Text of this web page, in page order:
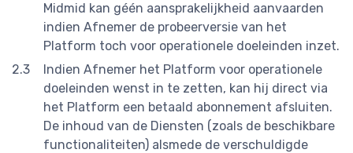
Midmid kan géén aansprakelijkheid aanvaarden
indien Afnemer de probeerversie van het
Platform toch voor operationele doeleinden inzet.
Indien Afnemer het Platform voor operationele
doeleinden wenst in te zetten, kan hij direct via
het Platform een betaald abonnement afsluiten.
De inhoud van de Diensten (zoals de beschikbare
functionaliteiten) alsmede de verschuldigde